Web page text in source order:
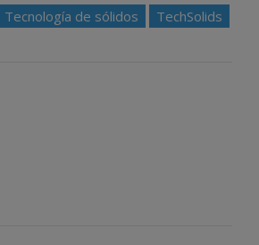
Tecnología de sólidos TechSolids